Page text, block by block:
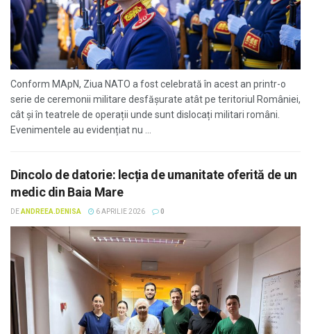
Conform MApN, Ziua NATO a fost celebrată în acest an printr-o
serie de ceremonii militare desfășurate atât pe teritoriul României,
cât și în teatrele de operații unde sunt dislocați militari români.
Evenimentele au evidențiat nu ...
Dincolo de datorie: lecția de umanitate oferită de un
medic din Baia Mare
DEANDREEA.DENISA 6 APRILIE 2026 0